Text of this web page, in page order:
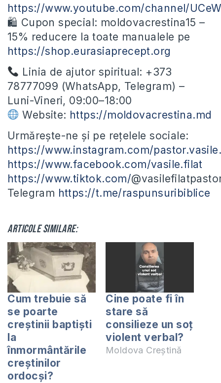
https://www.youtube.com/channel/
🛍 Cupon special: moldovacrestina15 –
15% reducere la toate manualele pe
https://shop.eurasiaprecept.org
Linia de ajutor spiritual: +373
78777099 (WhatsApp, Telegram) –
Luni-Vineri, 09:00–18:00
Website: https://moldovacrestina.md
Urmărește-ne și pe rețelele sociale:
https://www.instagram.com/
https://www.facebook.com/vasile.filat
https://www.tiktok.com/
Telegram https://t.me/raspunsuribiblice
Articole similare:
Cum trebuie să
se poarte
creștinii baptiști
la
înmormântările
creștinilor
ordocși?
Cine poate fi în
stare să
consilieze un soț
violent verbal?
Moldova Creștină